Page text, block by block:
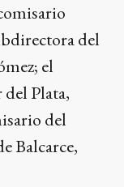
del
el
Plata,
del
Balcarce,